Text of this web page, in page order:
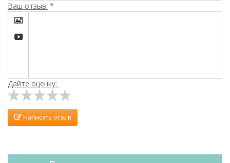
Ваш отзыв: *


Дайте оценку:
Написать отзыв